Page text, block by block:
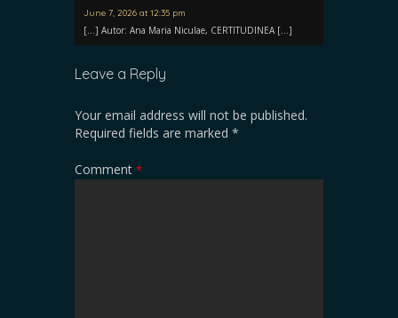
June 7, 2026 at 12:35 pm
[…] Autor: Ana Maria Niculae, CERTITUDINEA […]
Leave a Reply
Your email address will not be published.
Required fields are marked *
Comment *